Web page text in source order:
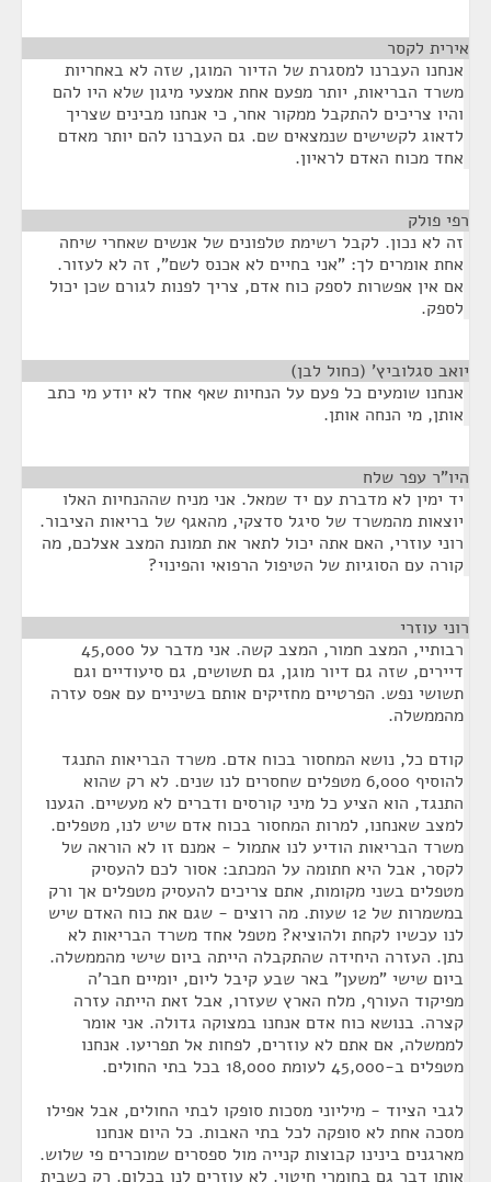
אירית לקסר
אנחנו העברנו למסגרת של הדיור המוגן, שזה לא באחריות
משרד הבריאות, יותר מפעם אחת אמצעי מיגון שלא היו להם
והיו צריכים להתקבל ממקור אחר, כי אנחנו מבינים שצריך
לדאוג לקשישים שנמצאים שם. גם העברנו להם יותר מאדם
אחד מכוח האדם לראיון.
רפי פולק
זה לא נכון. לקבל רשימת טלפונים של אנשים שאחרי שיחה
אחת אומרים לך: "אני בחיים לא אכנס לשם", זה לא לעזור.
אם אין אפשרות לספק כוח אדם, צריך לפנות לגורם שכן יכול
לספק.
יואב סגלוביץ' (כחול לבן)
אנחנו שומעים כל פעם על הנחיות שאף אחד לא יודע מי כתב
אותן, מי הנחה אותן.
היו"ר עפר שלח
יד ימין לא מדברת עם יד שמאל. אני מניח שההנחיות האלו
יוצאות מהמשרד של סיגל סדצקי, מהאגף של בריאות הציבור.
רוני עוזרי, האם אתה יכול לתאר את תמונת המצב אצלכם, מה
קורה עם הסוגיות של הטיפול הרפואי והפינוי?
רוני עוזרי
רבותיי, המצב חמור, המצב קשה. אני מדבר על 45,000
דיירים, שזה גם דיור מוגן, גם תשושים, גם סיעודיים וגם
תשושי נפש. הפרטיים מחזיקים אותם בשיניים עם אפס עזרה
מהממשלה.
קודם כל, נושא המחסור בכוח אדם. משרד הבריאות התנגד
להוסיף 6,000 מטפלים שחסרים לנו שנים. לא רק שהוא
התנגד, הוא הציע כל מיני קורסים ודברים לא מעשיים. הגענו
למצב שאנחנו, למרות המחסור בכוח אדם שיש לנו, מטפלים.
משרד הבריאות הודיע לנו אתמול - אמנם זו לא הוראה של
לקסר, אבל היא חתומה על המכתב: אסור לכם להעסיק
מטפלים בשני מקומות, אתם צריכים להעסיק מטפלים אך ורק
במשמרות של 12 שעות. מה רוצים - שגם את כוח האדם שיש
לנו עכשיו לקחת ולהוציא? מטפל אחד משרד הבריאות לא
נתן. העזרה היחידה שהתקבלה הייתה ביום שישי מהממשלה.
ביום שישי "משען" באר שבע קיבל ליום, יומיים חבר'ה
מפיקוד העורף, מלח הארץ שעזרו, אבל זאת הייתה עזרה
קצרה. בנושא כוח אדם אנחנו במצוקה גדולה. אני אומר
לממשלה, אם אתם לא עוזרים, לפחות אל תפריעו. אנחנו
מטפלים ב-45,000 לעומת 18,000 בכל בתי החולים.
לגבי הציוד - מיליוני מסכות סופקו לבתי החולים, אבל אפילו
מסכה אחת לא סופקה לכל בתי האבות. כל היום אנחנו
מארגנים בינינו קבוצות קנייה מול ספסרים שמוכרים פי שלוש.
אותו דבר גם בחומרי חיטוי. לא עוזרים לנו בכלום. רק כשבית